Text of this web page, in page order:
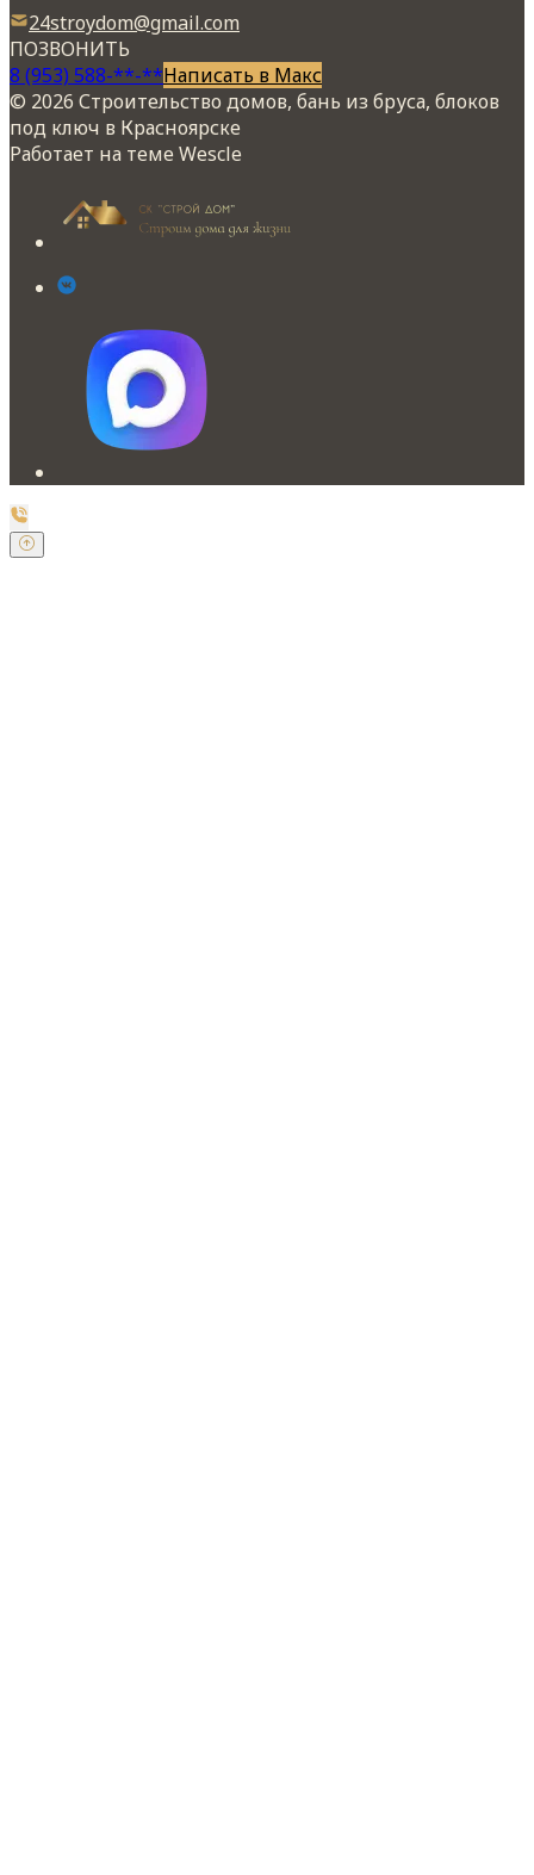
24stroydom@gmail.com
ПОЗВОНИТЬ
8 (953) 588-**-**Написать в Макс
© 2026 Строительство домов, бань из бруса, блоков
под ключ в Красноярске
Работает на теме Wescle